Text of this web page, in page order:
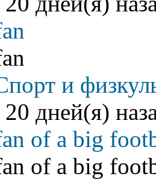
и
20 дней(я)
of a big
of a big